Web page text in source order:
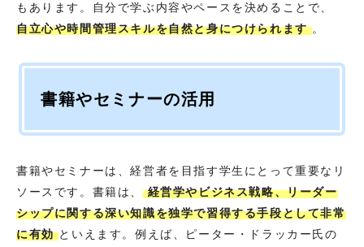
もあります。自分で学ぶ内容やペースを決めることで、
自立心や時間管理スキルを自然と身につけられます。
書籍やセミナーの活用
書籍やセミナーは、経営者を目指す学生にとって重要なリ
ソースです。書籍は、 経営学やビジネス戦略、リーダー
シップに関する深い知識を独学で習得する手段として非常
に有効といえます。例えば、ピーター・ドラッカー氏の